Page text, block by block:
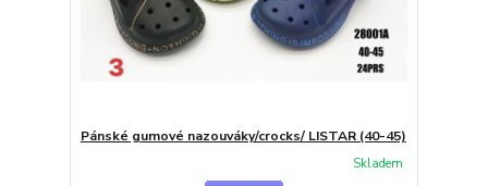
Pánské gumové nazouváky/crocks/ LISTAR (40-45)
Skladem